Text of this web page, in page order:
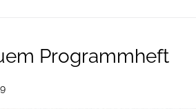
Programmheft